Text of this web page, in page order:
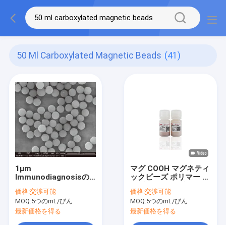
50 Ml Carboxylated Magnetic Beads (41)
1μm
Immunodiagnosisの
mL Carboxylatedの磁
気ビード
価格:交渉可能
MOQ:5つのmL/びん
最新価格を得る
マグ COOH マグネティ
ックビーズ ポリマー カ
ックビーズ 免疫診断 マ
グネティックビーズ
2μm 10 mg / mL 50
mL
価格:交渉可能
MOQ:5つのmL/びん
最新価格を得る